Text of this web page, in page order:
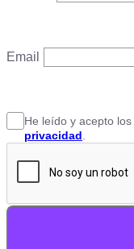
Email
He leído y acepto los
privacidad